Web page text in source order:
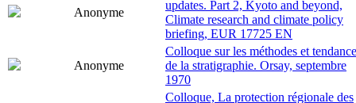
Anonyme
updates. Part 2, Kyoto and beyond,
Climate research and climate policy
briefing, EUR 17725 EN
Anonyme
Colloque sur les méthodes et
de la stratigraphie. Orsay, septembre
1970
Colloque, La protection régionale des